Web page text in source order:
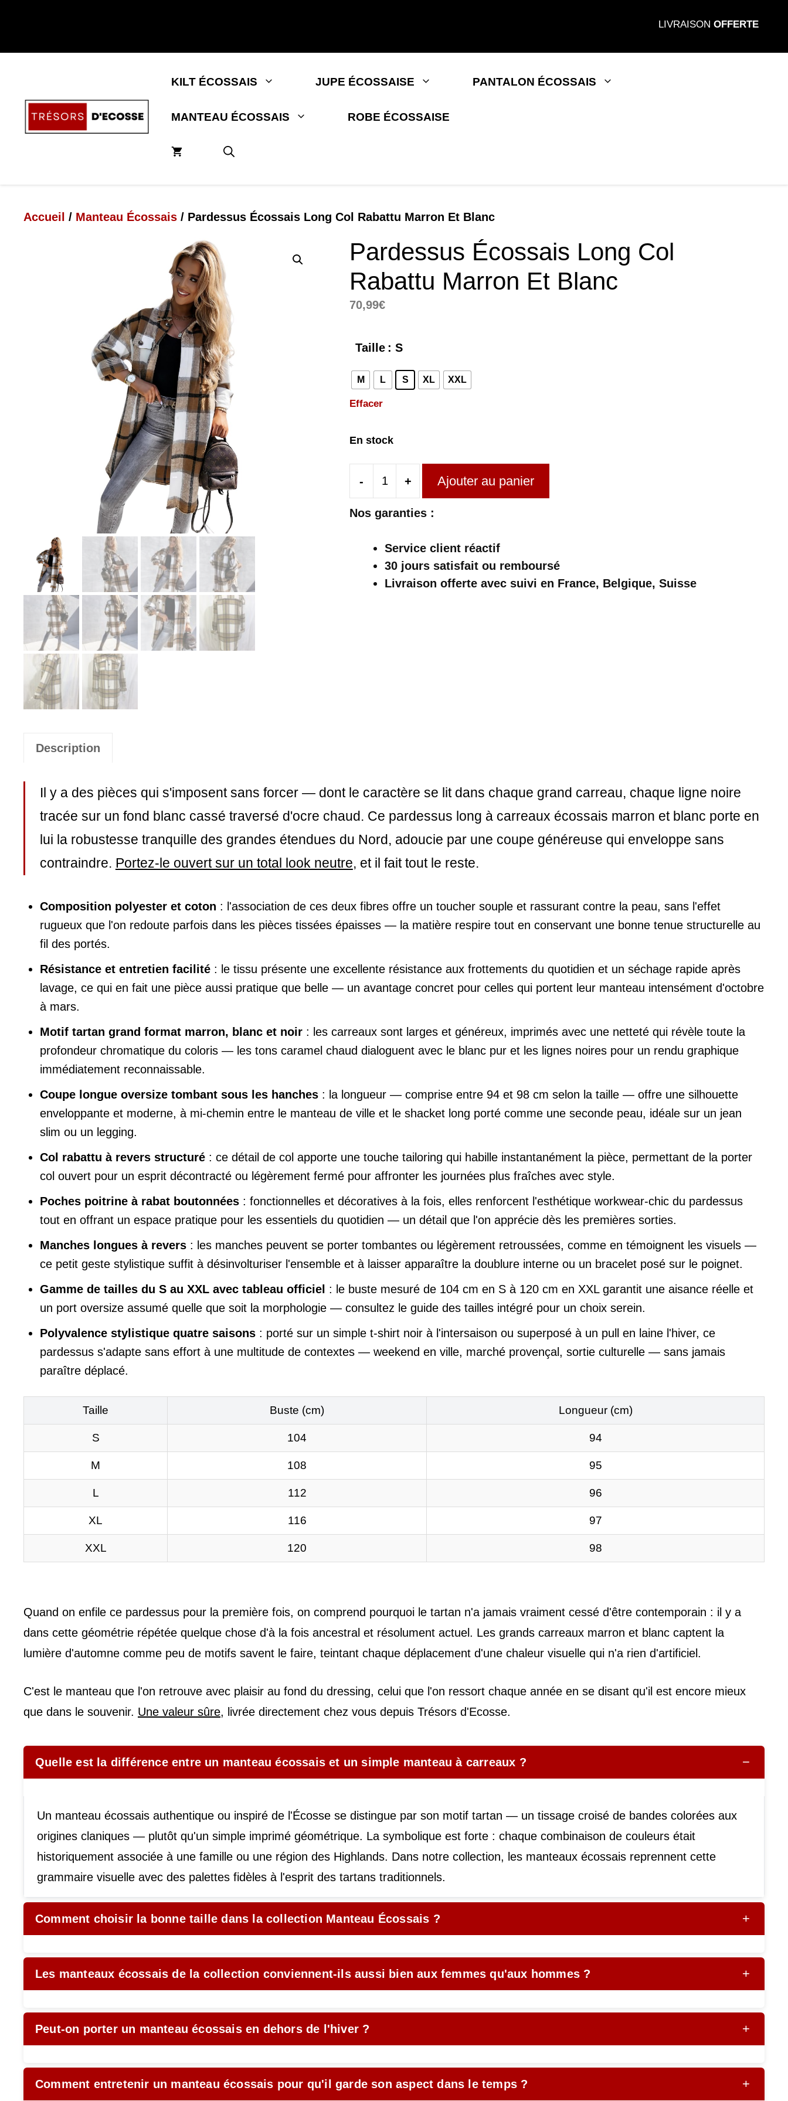
LIVRAISON OFFERTE
KILT ÉCOSSAIS JUPE ÉCOSSAISE PANTALON ÉCOSSAIS
MANTEAU ÉCOSSAIS ROBE ÉCOSSAISE
Accueil / Manteau Écossais / Pardessus Écossais Long Col Rabattu Marron Et Blanc
Pardessus Écossais Long Col
Rabattu Marron Et Blanc
70,99€
Taille : S
M L S XL XXL
Effacer
En stock
-
quantité
de
Écossais
+ Ajouter au panier
Nos garanties :
Service client réactif
30 jours satisfait ou remboursé
Livraison offerteavec suivi en France, Belgique, Suisse
Description
Il y a des pièces qui s'imposent sans forcer — dont le caractère se lit dans chaque grand carreau, chaque ligne noire
tracée sur un fond blanc cassé traversé d'ocre chaud. Ce pardessus long à carreaux écossais marron et blanc porte en
lui la robustesse tranquille des grandes étendues du Nord, adoucie par une coupe généreuse qui enveloppe sans
contraindre. Portez-le ouvert sur un total look neutre, et il fait tout le reste.
Composition polyester et coton : l'association de ces deux fibres offre un toucher souple et rassurant contre la peau, sans l'effet
rugueux que l'on redoute parfois dans les pièces tissées épaisses — la matière respire tout en conservant une bonne tenue structurelle au
fil des portés.
Résistance et entretien facilité : le tissu présente une excellente résistance aux frottements du quotidien et un séchage rapide après
lavage, ce qui en fait une pièce aussi pratique que belle — un avantage concret pour celles qui portent leur manteau intensément d'octobre
à mars.
Motif tartan grand format marron, blanc et noir : les carreaux sont larges et généreux, imprimés avec une netteté qui révèle toute la
profondeur chromatique du coloris — les tons caramel chaud dialoguent avec le blanc pur et les lignes noires pour un rendu graphique
immédiatement reconnaissable.
Coupe longue oversize tombant sous les hanches : la longueur — comprise entre 94 et 98 cm selon la taille — offre une silhouette
enveloppante et moderne, à mi-chemin entre le manteau de ville et le shacket long porté comme une seconde peau, idéale sur un jean
slim ou un legging.
Col rabattu à revers structuré : ce détail de col apporte une touche tailoring qui habille instantanément la pièce, permettant de la porter
col ouvert pour un esprit décontracté ou légèrement fermé pour affronter les journées plus fraîches avec style.
Poches poitrine à rabat boutonnées : fonctionnelles et décoratives à la fois, elles renforcent l'esthétique workwear-chic du pardessus
tout en offrant un espace pratique pour les essentiels du quotidien — un détail que l'on apprécie dès les premières sorties.
Manches longues à revers : les manches peuvent se porter tombantes ou légèrement retroussées, comme en témoignent les visuels —
ce petit geste stylistique suffit à désinvolturiser l'ensemble et à laisser apparaître la doublure interne ou un bracelet posé sur le poignet.
Gamme de tailles du S au XXL avec tableau officiel : le buste mesuré de 104 cm en S à 120 cm en XXL garantit une aisance réelle et
un port oversize assumé quelle que soit la morphologie — consultez le guide des tailles intégré pour un choix serein.
Polyvalence stylistique quatre saisons : porté sur un simple t-shirt noir à l'intersaison ou superposé à un pull en laine l'hiver, ce
pardessus s'adapte sans effort à une multitude de contextes — weekend en ville, marché provençal, sortie culturelle — sans jamais
paraître déplacé.
Taille Buste (cm) Longueur (cm)
S 104 94
M 108 95
L 112 96
XL 116 97
XXL 120 98
Quand on enfile ce pardessus pour la première fois, on comprend pourquoi le tartan n'a jamais vraiment cessé d'être contemporain : il y a
dans cette géométrie répétée quelque chose d'à la fois ancestral et résolument actuel. Les grands carreaux marron et blanc captent la
lumière d'automne comme peu de motifs savent le faire, teintant chaque déplacement d'une chaleur visuelle qui n'a rien d'artificiel.
C'est le manteau que l'on retrouve avec plaisir au fond du dressing, celui que l'on ressort chaque année en se disant qu'il est encore mieux
que dans le souvenir. Une valeur sûre, livrée directement chez vous depuis Trésors d'Ecosse.
Quelle est la différence entre un manteau écossais et un simple manteau à carreaux ? −
Un manteau écossais authentique ou inspiré de l'Écosse se distingue par son motif tartan — un tissage croisé de bandes colorées aux
origines claniques — plutôt qu'un simple imprimé géométrique. La symbolique est forte : chaque combinaison de couleurs était
historiquement associée à une famille ou une région des Highlands. Dans notre collection, les manteaux écossais reprennent cette
grammaire visuelle avec des palettes fidèles à l'esprit des tartans traditionnels.
Comment choisir la bonne taille dans la collection Manteau Écossais ? +
Les manteaux écossais de la collection conviennent-ils aussi bien aux femmes qu'aux hommes ? +
Peut-on porter un manteau écossais en dehors de l'hiver ? +
Comment entretenir un manteau écossais pour qu'il garde son aspect dans le temps ? +